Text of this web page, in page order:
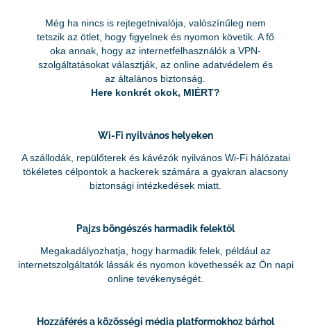
Még ha nincs is rejtegetnivalója, valószínűleg nem
tetszik az ötlet, hogy figyelnek és nyomon követik. A fő
oka annak, hogy az internetfelhasználók a VPN-
szolgáltatásokat választják, az online adatvédelem és
az általános biztonság.
Here konkrét okok, MIÉRT?
Wi-Fi nyilvános helyeken
A szállodák, repülőterek és kávézók nyilvános Wi-Fi hálózatai
tökéletes célpontok a hackerek számára a gyakran alacsony
biztonsági intézkedések miatt.
Pajzs böngészés harmadik felektől
Megakadályozhatja, hogy harmadik felek, például az
internetszolgáltatók lássák és nyomon követhessék az Ön napi
online tevékenységét.
Hozzáférés a közösségi média platformokhoz bárhol